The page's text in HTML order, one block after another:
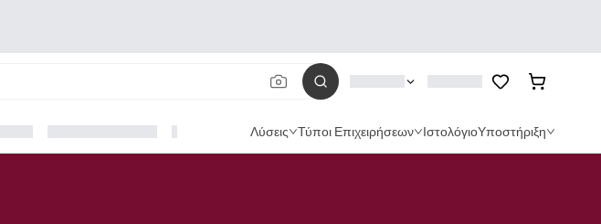
Λύσεις Τύποι Επιχειρήσεων ΙστολόγιοΥποστήριξη